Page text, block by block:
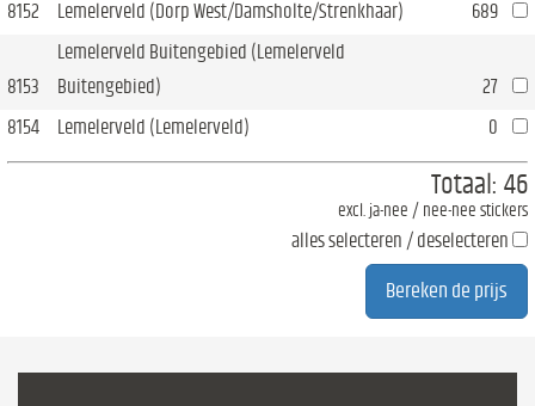
8152
Lemelerveld (Dorp West/Damsholte/Strenkhaar) 689
8153
Lemelerveld Buitengebied (Lemelerveld
Buitengebied)
27
8154
Lemelerveld (Lemelerveld) 0
Totaal: 46
excl. ja-nee / nee-nee stickers
alles selecteren / deselecteren